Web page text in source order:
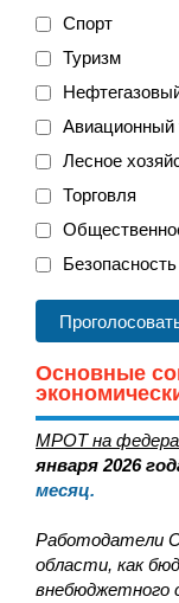
Спорт
Туризм
Авиационный
Лесное
Торговля
Безопасность
Основные
МРОТ на
января 2026
месяц.
Работодатели
области, как
внебюджетного